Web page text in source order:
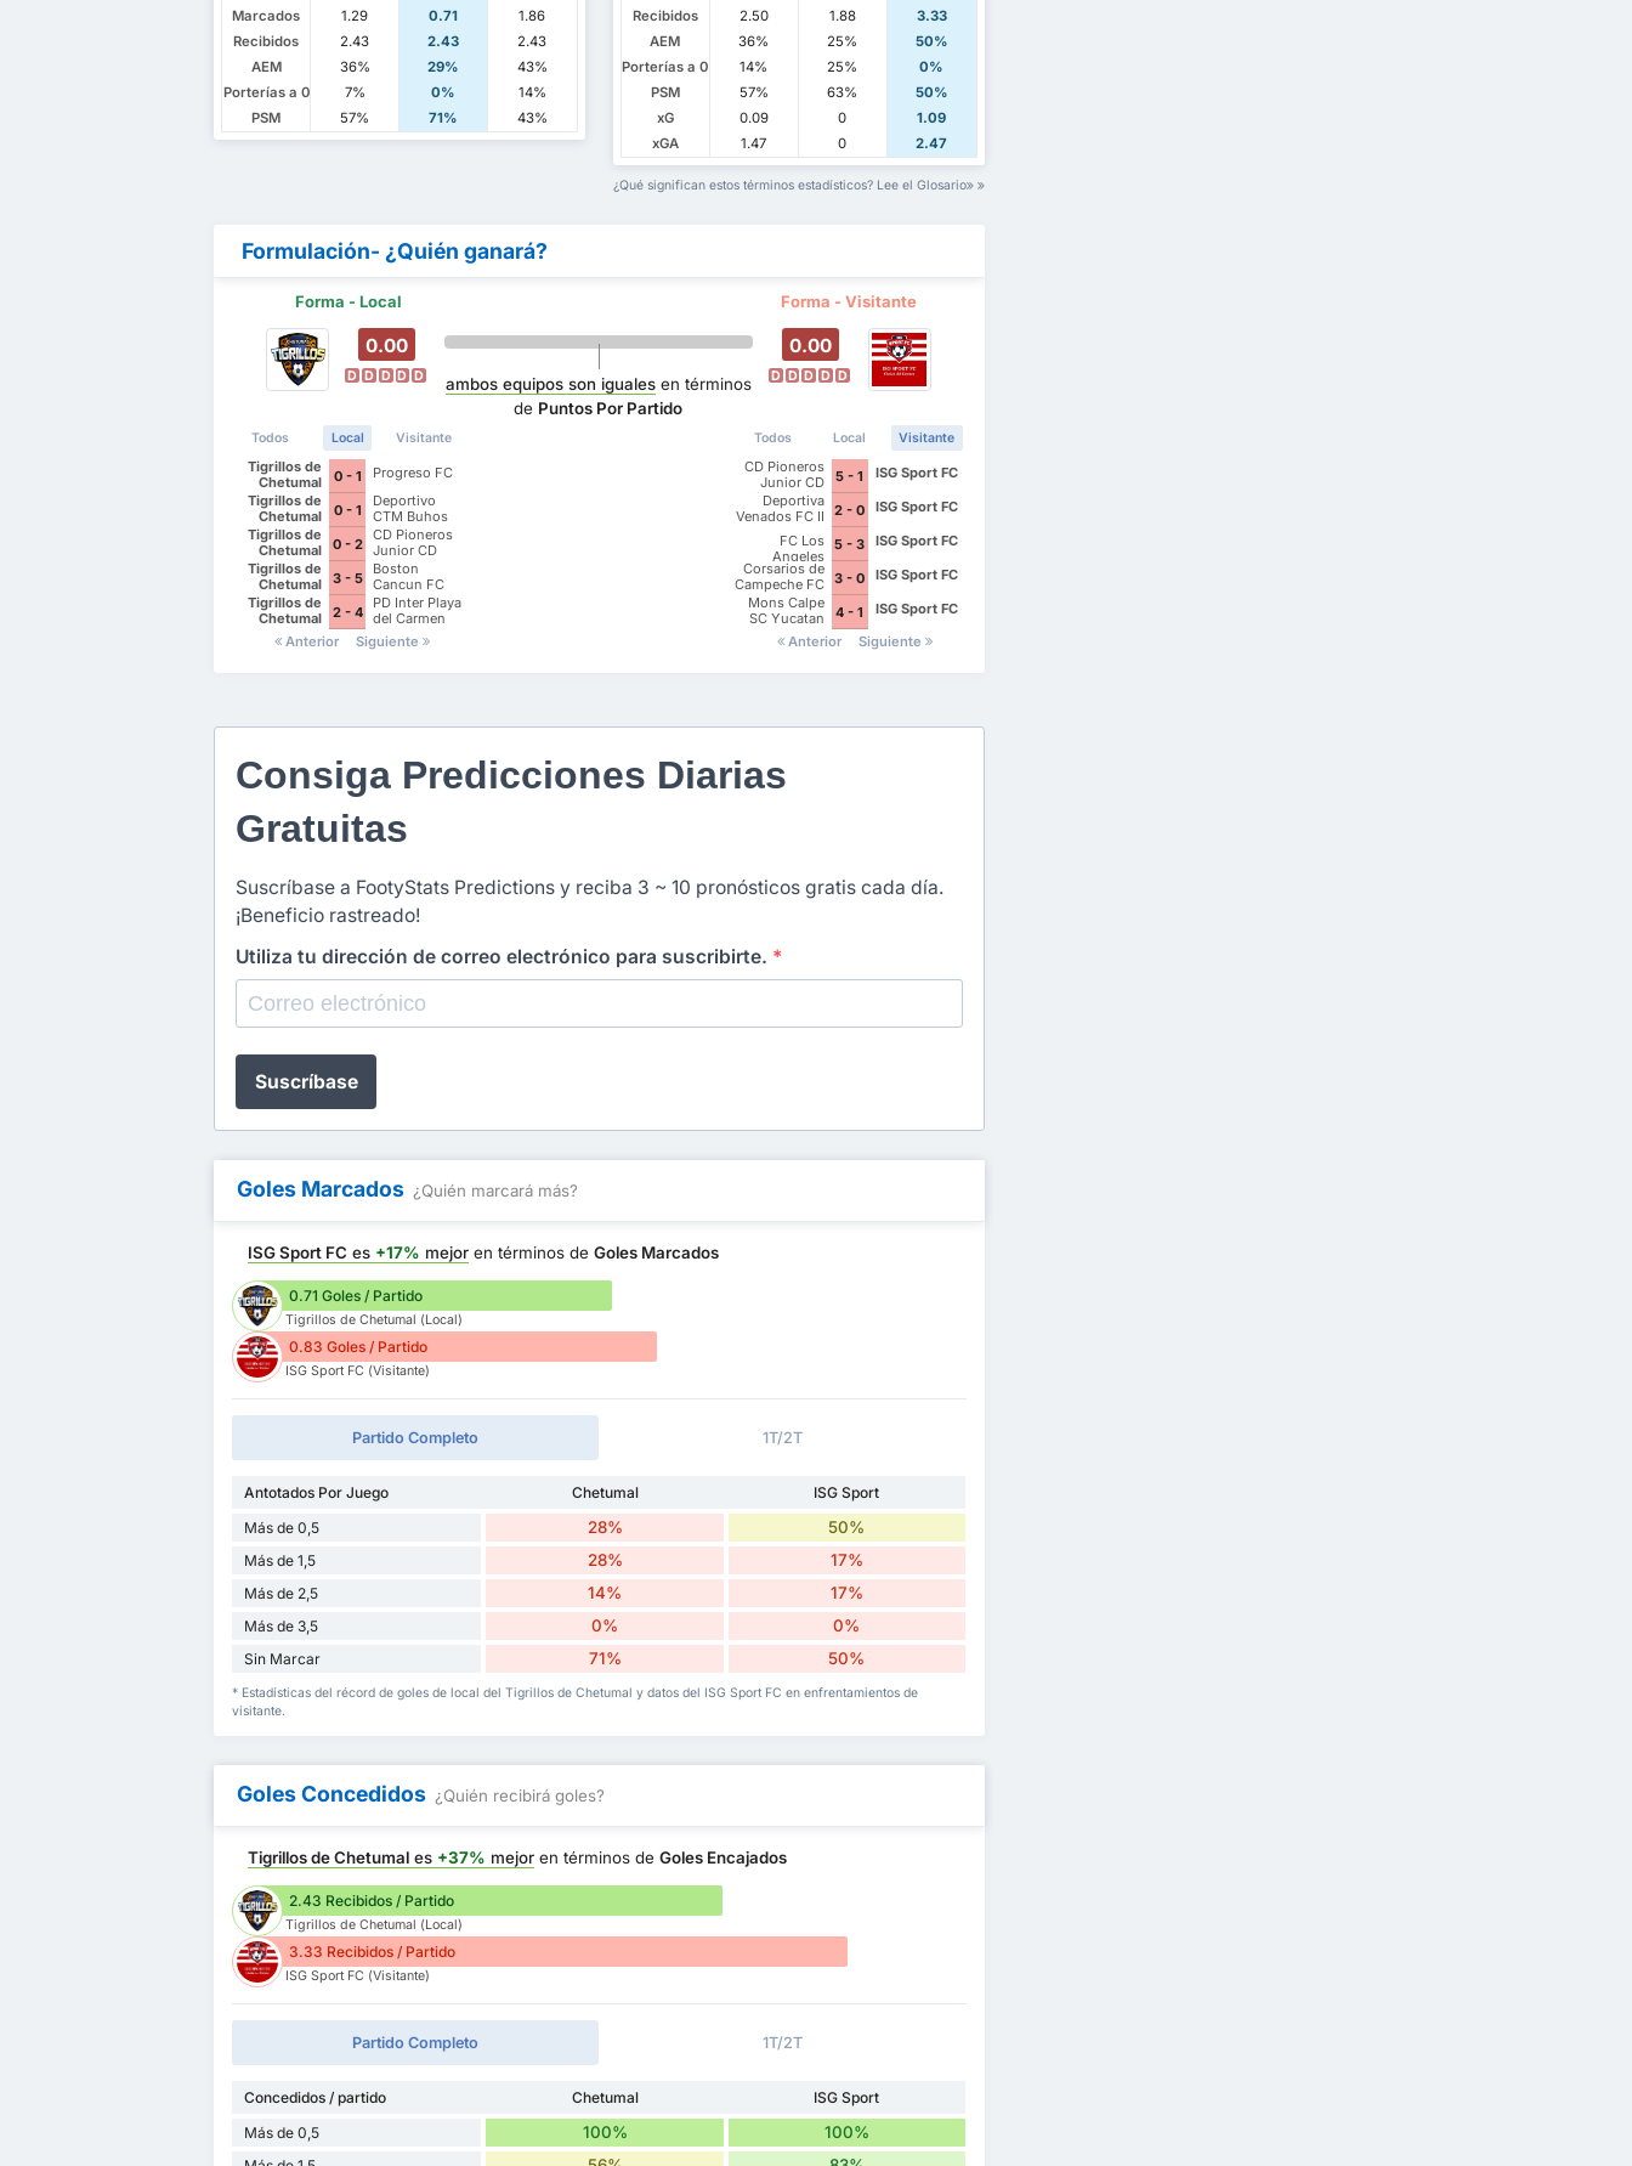
Marcados
1.29 0.71
1.86
Recibidos
2.43 2.43
2.43
AEM
36% 29%
43%
Porterías a 0
7% 0%
14%
PSM
57% 71% 43%
Recibidos
2.50 1.88
3.33
AEM
36% 25%
50%
Porterías a 0
14% 25%
0%
PSM
57% 63%
50%
xG
0.09 0
1.09
xGA
1.47 0 2.47
¿Qué significan estos términos estadísticos? Lee el Glosario
Formulación- ¿Quién ganará?
Forma - Local Forma - Visitante
0.00
D D D D D
Todos Local Visitante
Tigrillos de
Chetumal
0 - 1
Progreso FC
Tigrillos de
Chetumal
0 - 1
Deportivo
CTM Buhos
Tigrillos de
Chetumal
0 - 2
CD Pioneros
Junior CD
Pioneros de
Cancun II
Tigrillos de
Chetumal
3 - 5
Boston
Cancun FC
Tigrillos de
Chetumal
2 - 4
PD Inter Playa
del Carmen
AC II
Anterior Siguiente
ambos equipos son igualesen términos
de Puntos Por Partido
0.00
D D D D D
Todos Local Visitante
CD Pioneros
Junior CD
Pioneros de
Cancun II
5 - 1
ISG Sport FC
Deportiva
Venados FC II
2 - 0
ISG Sport FC
FC Los
Angeles
5 - 3
ISG Sport FC
Corsarios de
Campeche FC 3 - 0
ISG Sport FC
Mons Calpe
SC Yucatan
4 - 1
ISG Sport FC
Anterior
Siguiente
Consiga Predicciones Diarias
Gratuitas
Suscríbase a FootyStats Predictions y reciba 3 ~ 10 pronósticos gratis cada día.
¡Beneficio rastreado!
Utiliza tu dirección de correo electrónico para suscribirte. *
Suscríbase
Goles Marcados ¿Quién marcará más?
ISG Sport FC es +17% mejor en términos deGoles Marcados
0.71 Goles / Partido
Tigrillos de Chetumal (Local)
0.83 Goles / Partido
ISG Sport FC (Visitante)
Partido Completo 1T/2T
Antotados Por Juego Chetumal
ISG Sport
Más de 0,5
28% 50%
Más de 1,5 28% 17%
Más de 2,5 14% 17%
Más de 3,5 0% 0%
Sin Marcar 71% 50%
* Estadísticas del récord de goles de local del Tigrillos de Chetumal y datos del ISG Sport FC en enfrentamientos de
visitante.
Goles Concedidos ¿Quién recibirá goles?
Tigrillos de Chetumal es +37% mejor en términos deGoles Encajados
2.43 Recibidos / Partido
Tigrillos de Chetumal (Local)
3.33 Recibidos / Partido
ISG Sport FC (Visitante)
Partido Completo 1T/2T
Concedidos / partido Chetumal
ISG Sport
Más de 0,5
100% 100%